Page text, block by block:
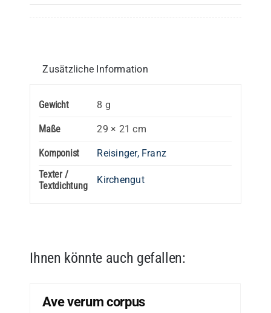
Trompete(n)
Flügelhorn
Zusätzliche Information
Gewicht 8 g
Maße 29 × 21 cm
Komponist
Reisinger, Franz
Texter /
Textdichtung
Kirchengut
Ihnen könnte auch gefallen:
Ave verum corpus